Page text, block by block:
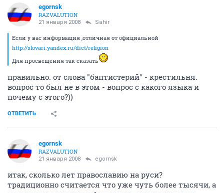
egornsk
RAZVALUTION
21 января 2008 Sahir
Если у вас информация ,отличная от официальной
http://slovari.yandex.ru/dict/religion
Для просвещения так сказать
правильно. от слова "баптистерий" - крестильня.
вопрос то был не в этом - вопрос с какого языка и
почему с этого?))
ОТВЕТИТЬ
egornsk
RAZVALUTION
21 января 2008 egornsk
итак, сколько лет православию на руси?
традиционно считается что уже чуть более тысячи, а